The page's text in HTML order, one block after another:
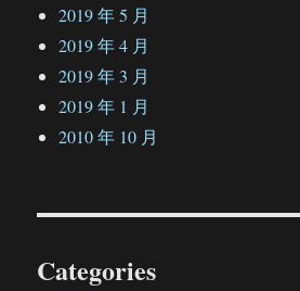
2019 年 5 月
2019 年 4 月
2019 年 3 月
2019 年 1 月
2010 年 10 月
Categories